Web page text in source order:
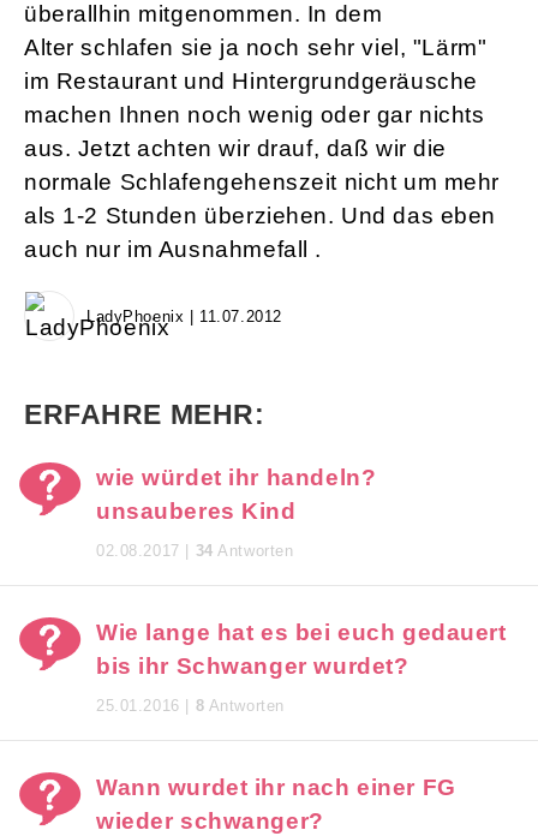
überallhin mitgenommen. In dem
Alter schlafen sie ja noch sehr viel, "Lärm"
im Restaurant und Hintergrundgeräusche
machen Ihnen noch wenig oder gar nichts
aus. Jetzt achten wir drauf, daß wir die
normale Schlafengehenszeit nicht um mehr
als 1-2 Stunden überziehen. Und das eben
auch nur im Ausnahmefall .
LadyPhoenix | 11.07.2012
ERFAHRE MEHR:
wie würdet ihr handeln?
unsauberes Kind
02.08.2017 | 34 Antworten
Wie lange hat es bei euch gedauert
bis ihr Schwanger wurdet?
25.01.2016 | 8 Antworten
Wann wurdet ihr nach einer FG
wieder schwanger?